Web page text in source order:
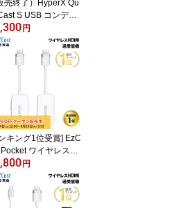
売終了）HyperX Qu
S USB コンデン
マイク 4P5P7AA ブ
ク 519P0AA ホワイ
ハイパーエックス ク
ドキャストエス クワ
黒 白 RGB 配信用マ
Mac PS4 PS5 対
イパーx 国内正規品
円
キング1位受賞] EzC
ワイヤレスプ
ンテーション HDMI t
接続 1対1接続 EZ
H1R1 ミ
リング ワイヤレスミ
円